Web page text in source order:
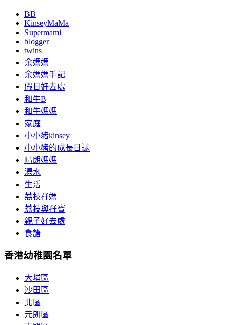
BB
KinseyMaMa
Supermami
blogger
twins
余媽媽
余媽媽手記
假日好去處
和牛B
和牛媽媽
家庭
小小豬kinsey
小小豬的成長日誌
晴朗媽媽
湯水
生活
荔枝孖媽
荔枝與孖寶
親子好去處
食譜
香港幼稚園名單
大埔區
沙田區
北區
元朗區